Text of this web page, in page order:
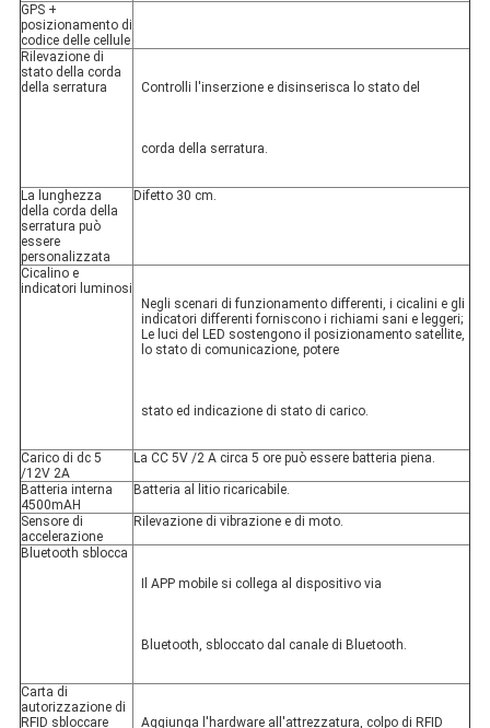
GPS +
posizionamento di
codice delle cellule
Rilevazione di
stato della corda
della serratura
Controlli l'inserzione e disinserisca lo stato del
corda della serratura.
La lunghezza
della corda della
serratura può
essere
personalizzata
Difetto 30 cm.
Cicalino e
indicatori luminosi
Negli scenari di funzionamento differenti, i cicalini e gli
indicatori differenti forniscono i richiami sani e leggeri;
Le luci del LED sostengono il posizionamento satellite,
lo stato di comunicazione, potere
stato ed indicazione di stato di carico.
Carico di dc 5
/12V 2A
La CC 5V /2 A circa 5 ore può essere batteria piena.
Batteria interna
4500mAH
Batteria al litio ricaricabile.
Sensore di
accelerazione
Rilevazione di vibrazione e di moto.
Bluetooth sblocca
Il APP mobile si collega al dispositivo via
Bluetooth, sbloccato dal canale di Bluetooth.
Carta di
autorizzazione di
RFID sbloccare
Aggiunga l'hardware all'attrezzatura, colpo di RFID